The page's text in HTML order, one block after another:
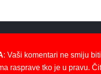
: Vaši komentari ne smiju
rasprave tko je u pravu.